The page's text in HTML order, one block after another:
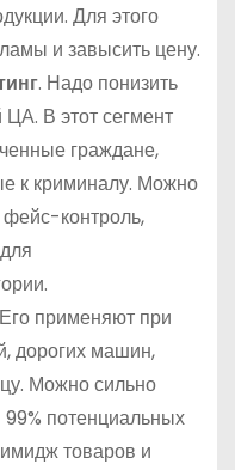
Для этого
и завысить цену.
. Надо понизить
В этот сегмент
граждане,
к криминалу. Можно
фейс-контроль,
применяют при
дорогих машин,
Можно сильно
потенциальных
товаров и